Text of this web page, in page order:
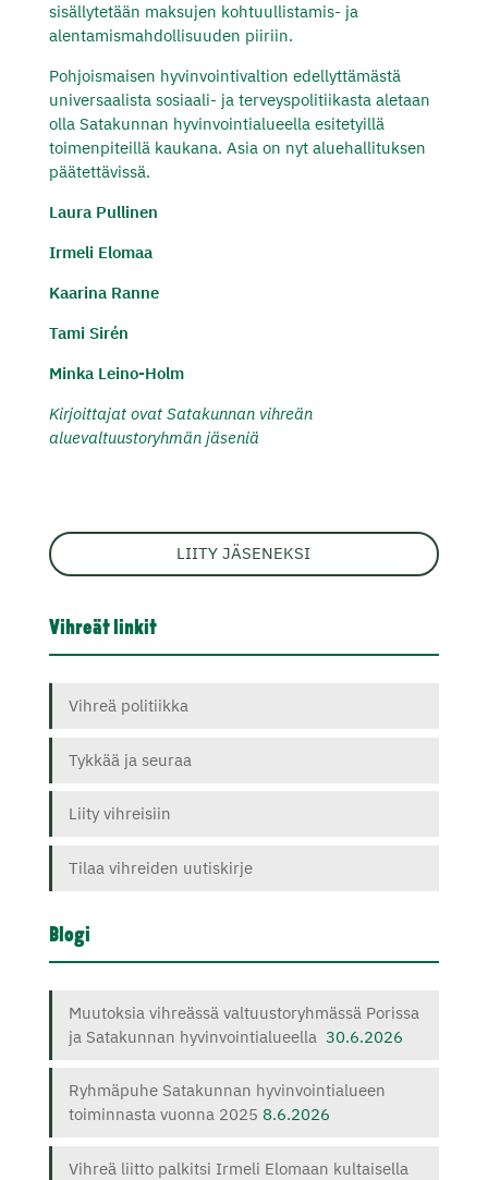
sisällytetään maksujen kohtuullistamis- ja
alentamismahdollisuuden piiriin.
Pohjoismaisen hyvinvointivaltion edellyttämästä
universaalista sosiaali- ja terveyspolitiikasta aletaan
olla Satakunnan hyvinvointialueella esitetyillä
toimenpiteillä kaukana. Asia on nyt aluehallituksen
päätettävissä.
Laura Pullinen
Irmeli Elomaa
Kaarina Ranne
Tami Sirén
Minka Leino-Holm
Kirjoittajat ovat Satakunnan vihreän
aluevaltuustoryhmän jäseniä
LIITY JÄSENEKSI
Vihreät linkit
Vihreä politiikka
Tykkää ja seuraa
Liity vihreisiin
Tilaa vihreiden uutiskirje
Blogi
Muutoksia vihreässä valtuustoryhmässä Porissa
ja Satakunnan hyvinvointialueella 30.6.2026
Ryhmäpuhe Satakunnan hyvinvointialueen
toiminnasta vuonna 2025 8.6.2026
Vihreä liitto palkitsi Irmeli Elomaan kultaisella